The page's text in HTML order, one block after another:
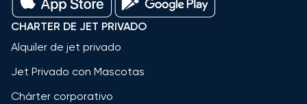
CHARTER DE JET PRIVADO
Alquiler de jet privado
Jet Privado con Mascotas
Chárter corporativo